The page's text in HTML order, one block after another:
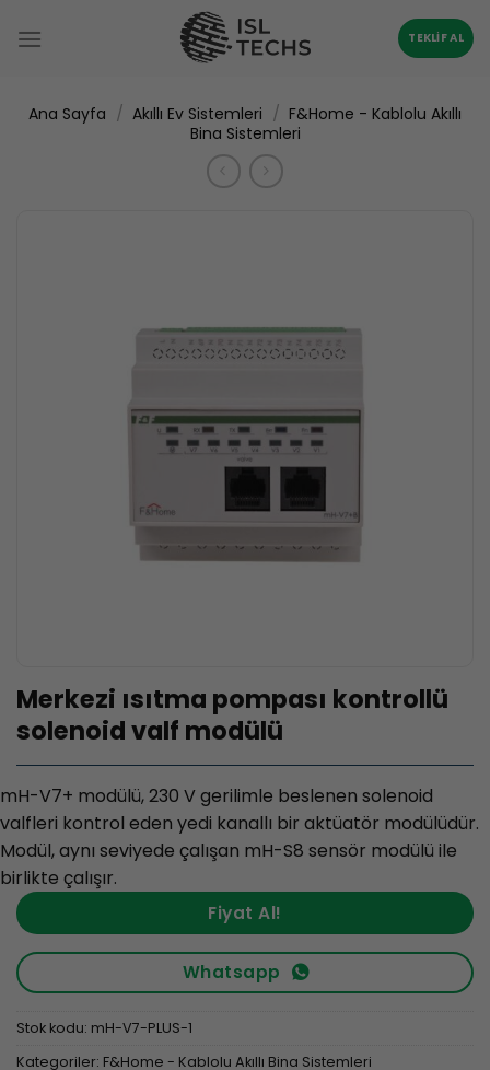
atla
TEKLIF AL
Ana Sayfa / Akıllı Ev Sistemleri / F&Home - Kablolu Akıllı
Bina Sistemleri
Merkezi ısıtma pompası kontrollü
solenoid valf modülü
mH-V7+ modülü, 230 V gerilimle beslenen solenoid
valfleri kontrol eden yedi kanallı bir aktüatör modülüdür.
Modül, aynı seviyede çalışan mH-S8 sensör modülü ile
birlikte çalışır.
Fiyat Al!
Whatsapp
Stok kodu: mH-V7-PLUS-1
Kategoriler: F&Home - Kablolu Akıllı Bina Sistemleri